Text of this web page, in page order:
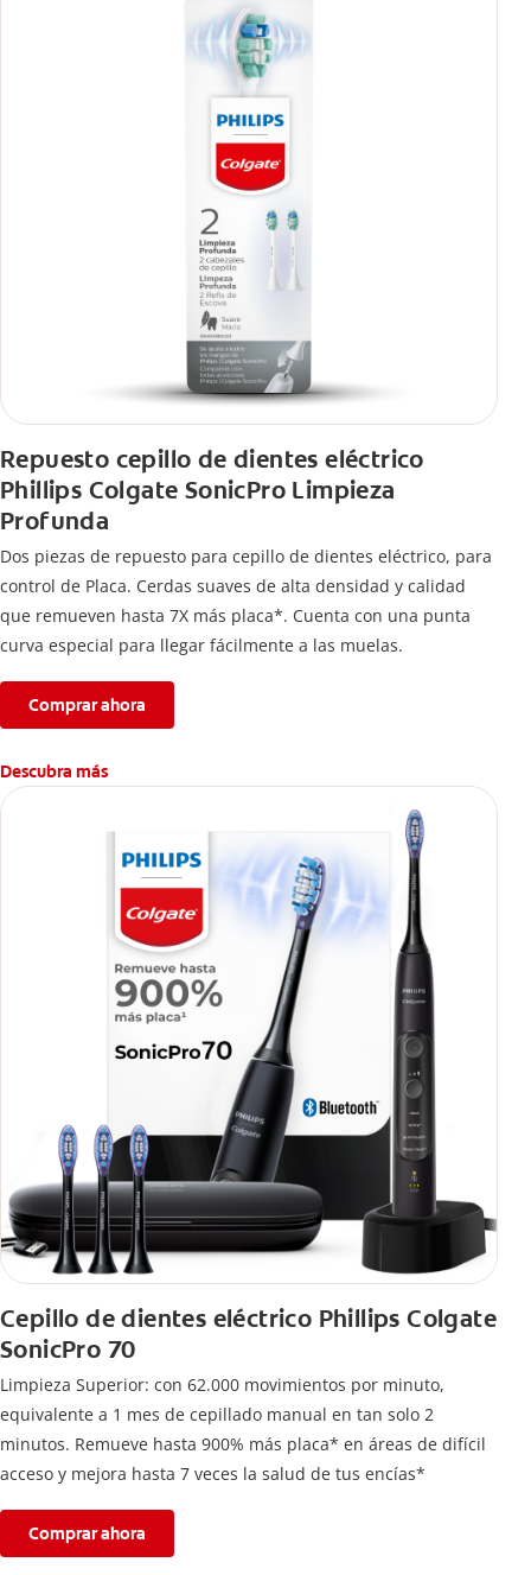
Repuesto cepillo de dientes eléctrico
Phillips Colgate SonicPro Limpieza
Profunda
Dos piezas de repuesto para cepillo de dientes eléctrico, para
control de Placa. Cerdas suaves de alta densidad y calidad
que remueven hasta 7X más placa*. Cuenta con una punta
curva especial para llegar fácilmente a las muelas.
Comprar ahora
Descubra más
Cepillo de dientes eléctrico Phillips Colgate
SonicPro 70
Limpieza Superior: con 62.000 movimientos por minuto,
equivalente a 1 mes de cepillado manual en tan solo 2
minutos. Remueve hasta 900% más placa* en áreas de difícil
acceso y mejora hasta 7 veces la salud de tus encías*
Comprar ahora